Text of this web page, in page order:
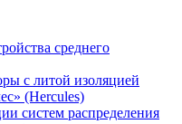
среднего
с литой изоляцией
(Hercules)
систем распределения